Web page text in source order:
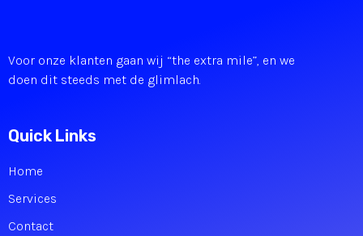
Voor onze klanten gaan wij “the extra mile”, en we
doen dit steeds met de glimlach.
Quick Links
Home
Services
Contact